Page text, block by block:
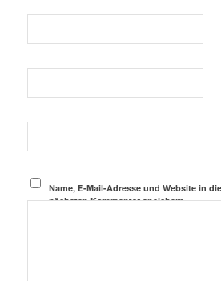
Name, E-Mail-Adresse und Website in
nächsten Kommentar speichern.